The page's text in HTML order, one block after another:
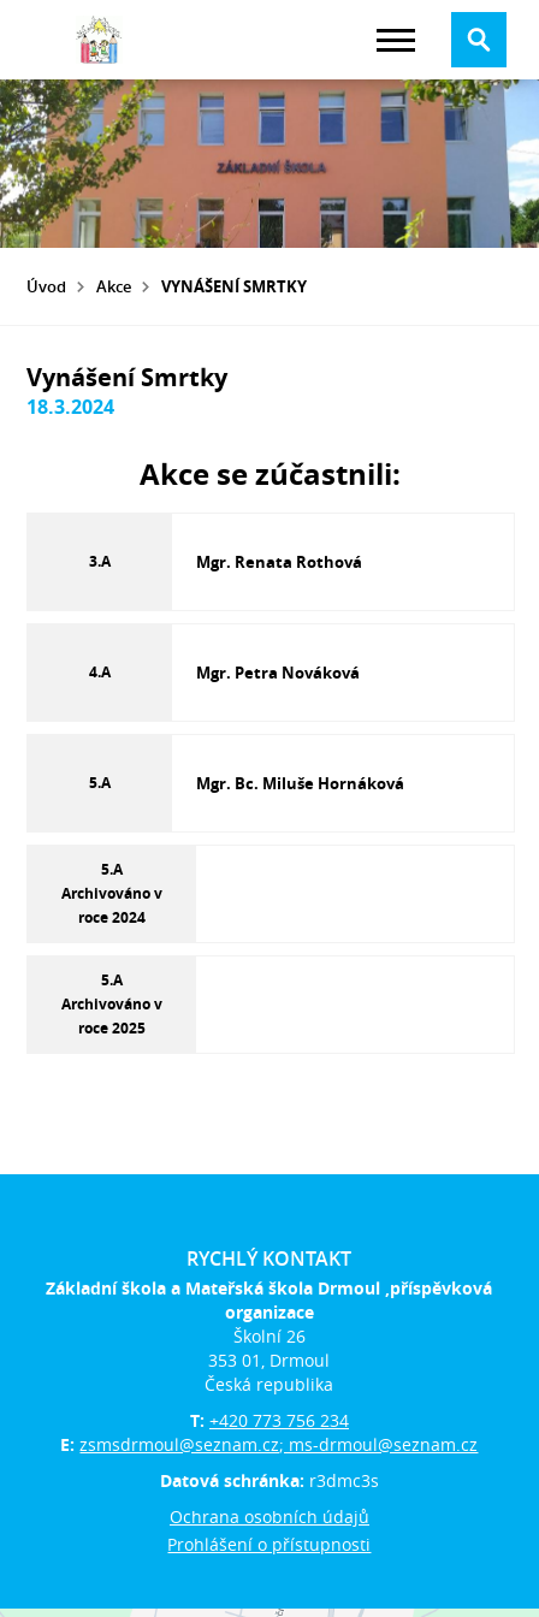
Úvod Akce VYNÁŠENÍ SMRTKY
Vynášení Smrtky
18.3.2024
Akce se zúčastnili:
3.A Mgr. Renata Rothová
4.A Mgr. Petra Nováková
5.A Mgr. Bc. Miluše Hornáková
5.A
Archivováno v
roce 2024
5.A
Archivováno v
roce 2025
RYCHLÝ KONTAKT
Základní škola a Mateřská škola Drmoul ,příspěvková
organizace
Školní 26
353 01, Drmoul
Česká republika
T: +420 773 756 234
E:zsmsdrmoul@seznam.cz; ms-drmoul@seznam.cz
Datová schránka: r3dmc3s
Ochrana osobních údajů
Prohlášení o přístupnosti